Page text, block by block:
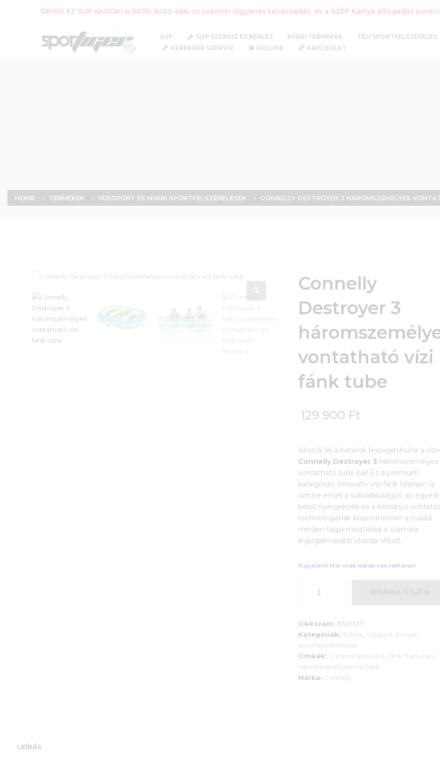
ÓRIÁSI F2 SUP AKCIÓK! A 0670-9020-666-os számon ingyenes tanácsadás, és a SZÉP Kártya elfogadás
SUP SUP SZERVIZ ÉS BÉRLÉS NYÁRI TERMÉKEK TÉLI SPORTFELSZERELÉS
KERÉKPÁR SZERVIZ
RÓLUNK KAPCSOLAT
HOME TERMÉKEK VÍZISPORT ÉS NYÁRI SPORTFELSZERELÉSEK CONNELLY DESTROYER 3 HÁROMSZEMÉLYES
Connelly
Destroyer 3
vontatható vízi
fánk tube
129 900 Ft
Készülj fel a határok feszegetésére a
Connelly Destroyer 3 háromszemélyes
vontatható tube-bal! Ez a prémium
kategóriás, innovatív vízi fánk teljesen új
szintre emeli a sokoldalúságot: az egyedi
belső nyergeknek és a kétirányú
technológiának köszönhetően a család
minden tagja megtalálja a számára
legizgalmasabb utazási stílust.
Figyelem! Már csak darab van raktáron!
Destroyer
vontatható
vízi
fánk
tube
mennyiség
KOSÁRBA TESZEM
Cikkszám: 67201071
Kategóriák: Tubes, Vízisport és nyári
sportfelszerelések
Címkék: 3 személyes tube, fánk hajó után,
háromszemélyes vízi fánk
Márka: Connelly
LEÍRÁS